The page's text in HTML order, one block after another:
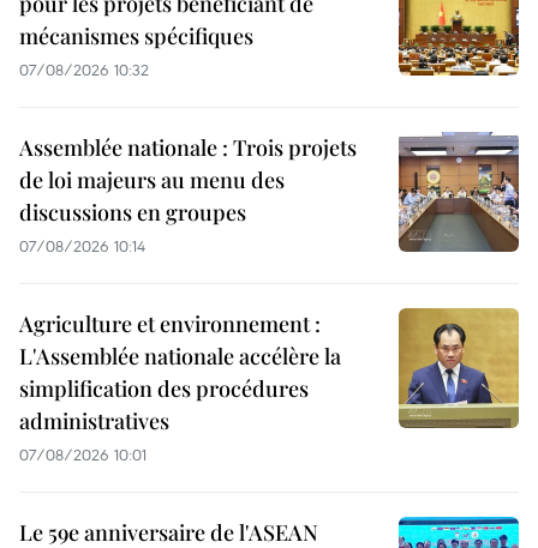
mécanismes spécifiques
07/08/2026 10:32
Assemblée nationale : Trois projets
de loi majeurs au menu des
discussions en groupes
07/08/2026 10:14
Agriculture et environnement :
L'Assemblée nationale accélère la
simplification des procédures
administratives
07/08/2026 10:01
Le 59e anniversaire de l'ASEAN